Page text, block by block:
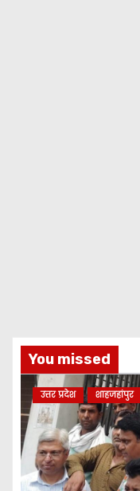
You missed
उत्तर प्रदेश शाहजहांपुर